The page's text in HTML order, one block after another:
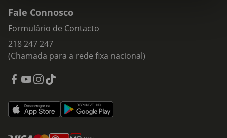
Fale Connosco
Formulário de Contacto
218 247 247
(Chamada para a rede fixa nacional)